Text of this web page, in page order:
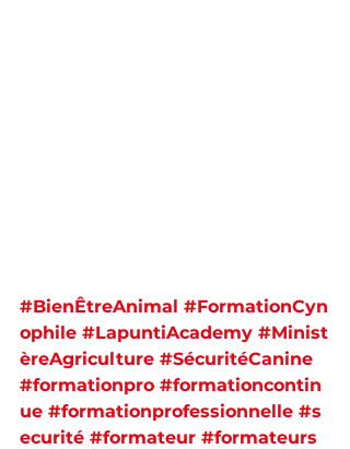
#BienÊtreAnimal #FormationCyn
ophile #LapuntiAcademy #Minist
èreAgriculture #SécuritéCanine
#formationpro #formationcontin
ue #formationprofessionnelle #s
ecurité #formateur #formateurs